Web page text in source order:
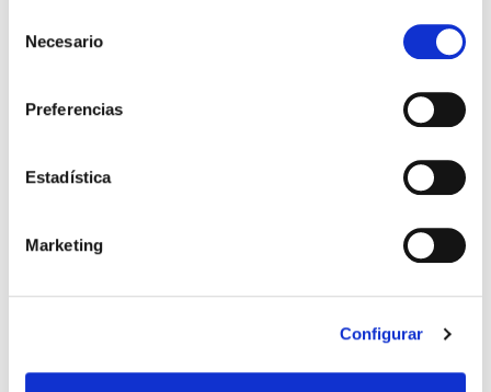
Necesario
Preferencias
Estadística
Marketing
Configurar
destruyendo todo lo social, privatizando la
economía. Se coloca la competitividad y el
mercado por encima de cualquier derecho
social y se atacan los salarios, las libertades
fábrica de producir pobreza".
Para su estrategia- subraya ELA- el desempleo
no es una preocupación, sino un arma que
utilizan para disciplinar. Ajustes y recortes son
incompatibles con la economía real y empleo.